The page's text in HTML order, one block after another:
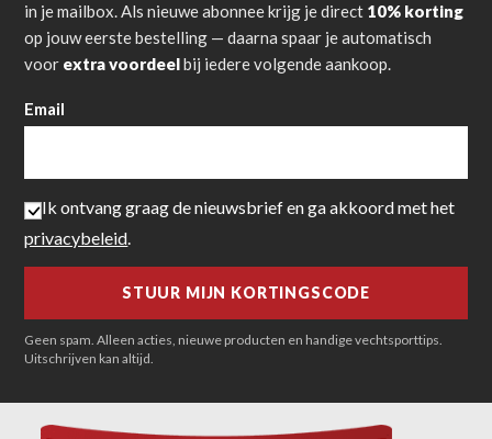
in je mailbox. Als nieuwe abonnee krijg je direct 10% korting
op jouw eerste bestelling — daarna spaar je automatisch
voor extra voordeelbij iedere volgende aankoop.
Email
Ik ontvang graag de nieuwsbrief en ga akkoord met het
privacybeleid.
Geen spam. Alleen acties, nieuwe producten en handige vechtsporttips.
Uitschrijven kan altijd.